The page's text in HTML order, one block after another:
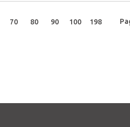
70 80 90 100 198